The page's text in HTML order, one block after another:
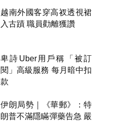
越南外國客穿高衩透視裙
入古蹟 職員勸離獲讚
卑詩Uber用戶稱「被訂
閱」高級服務 每月暗中扣
款
伊朗局勢｜《華郵》：特
朗普不滿隱瞞彈藥告急 嚴